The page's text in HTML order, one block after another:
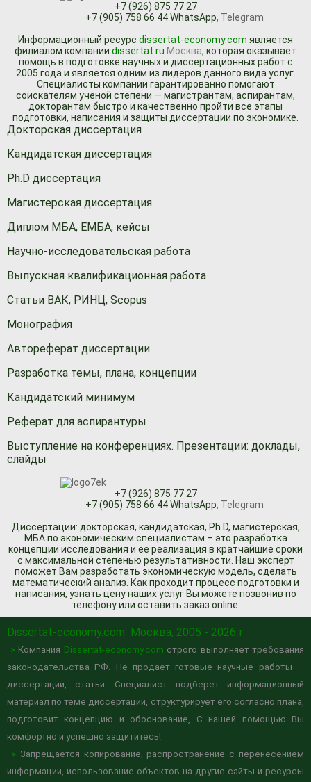
+7 (926) 875 77 27
+7 (905) 758 66 44 WhatsApp, Telegram
Информационный ресурc dissertat-economy.com является
филиалом компании dissertat.ru Москва, которая оказывает
помощь в подготовке научных и диссертационных работ с
2005 года и является одним из лидеров данного вида услуг.
Специалисты компании гарантированно помогают
соискателям ученой степени — магистрантам, аспирантам,
докторантам быстро и качественно пройти все этапы
подготовки, написания и защиты диссертации по экономике.
Докторская диссертация
Кандидатская диссертация
Ph.D диссертация
Магистерская диссертация
Диплом МБА, ЕМБА, кейсы
Научно-исследовательская работа
Выпускная квалификационная работа
Статьи ВАК, РИНЦ, Scopus
Монография
Автореферат диссертации
Разработка темы, плана, концепции
Кандидатский минимум
Реферат для аспирантуры
Выступление на конференциях. Презентации: доклады,
слайды
+7 (926) 875 77 27
+7 (905) 758 66 44 WhatsApp, Telegram
Диссертации: докторская, кандидатская, Ph.D, магистерская,
МБА по экономическим специалистам – это разработка
концепции исследования и ее реализация в кратчайшие сроки
с максимальной степенью результативности. Наш эксперт
поможет Вам разработать экономическую модель, сделать
математический анализ. Как проходит процесс подготовки и
написания, узнать цену наших услуг Вы можете позвонив по
телефону или оставить заказ online.
Dissertat-economy.com Москва, 2005 - 2026 г
>Компания Dissertat-economy.com строго выполняет требования
законодательства РФ. Не продает готовые научные работы —
диссертации, статьи. Специалист подберет информационный
материал по теме диссертации, структурирует его согласно плана,
подготовит концепцию и обоснование, С нашей помощью Вы
комфортно и успешно защититесь!
>Запрещается копирование, распространение с перенесением
информации, использование объектов на другие сайты и ресурсы